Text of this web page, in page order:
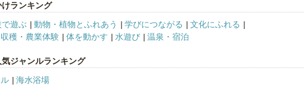
ランキング
遊ぶ
動物・植物とふれあう 学びにつながる
文化にふれる
収穫・農業体験 体を動かす 水遊び 温泉・宿泊
ジャンルランキング
海水浴場